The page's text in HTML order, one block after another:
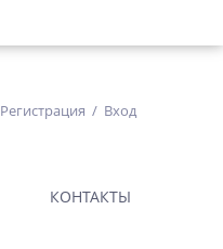
Регистрация / Вход
КОНТАКТЫ